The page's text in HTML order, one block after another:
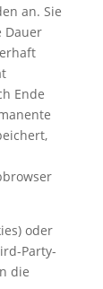
an. Sie
Dauer
Ende
oder
Party-
die